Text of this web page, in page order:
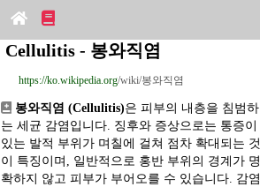
Cellulitis - 봉와직염
https://ko.wikipedia.org/wiki/봉와직염
봉와직염 (Cellulitis)은 피부의 내층을 침범하
는 세균 감염입니다. 징후와 증상으로는 통증이
있는 발적 부위가 며칠에 걸쳐 점차 확대되는 것
이 특징이며, 일반적으로 홍반 부위의 경계가 명
확하지 않고 피부가 부어오를 수 있습니다. 감염